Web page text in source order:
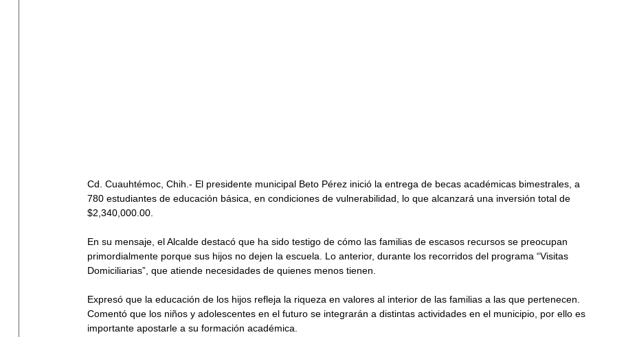
Cd. Cuauhtémoc, Chih.- El presidente municipal Beto Pérez inició la entrega de becas académicas bimestrales, a
780 estudiantes de educación básica, en condiciones de vulnerabilidad, lo que alcanzará una inversión total de
$2,340,000.00.
En su mensaje, el Alcalde destacó que ha sido testigo de cómo las familias de escasos recursos se preocupan
primordialmente porque sus hijos no dejen la escuela. Lo anterior, durante los recorridos del programa “Visitas
Domiciliarias”, que atiende necesidades de quienes menos tienen.
Expresó que la educación de los hijos refleja la riqueza en valores al interior de las familias a las que pertenecen.
Comentó que los niños y adolescentes en el futuro se integrarán a distintas actividades en el municipio, por ello es
importante apostarle a su formación académica.